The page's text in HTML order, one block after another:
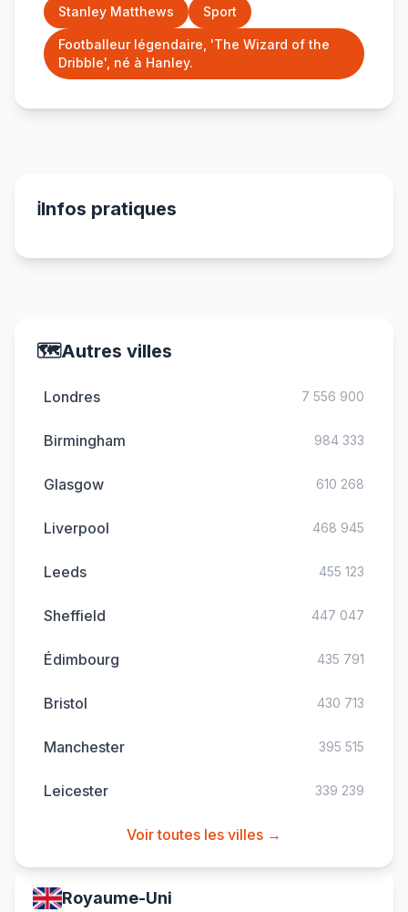
Stanley Matthews Sport
Footballeur légendaire, 'The Wizard of the
Dribble', né à Hanley.
ℹ️Infos pratiques
🗺️Autres villes
Londres 7 556 900
Birmingham 984 333
Glasgow 610 268
Liverpool 468 945
Leeds 455 123
Sheffield 447 047
Édimbourg 435 791
Bristol 430 713
Manchester 395 515
Leicester 339 239
Voir toutes les villes →
Royaume-Uni